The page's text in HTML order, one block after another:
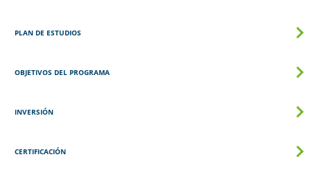
PLAN DE ESTUDIOS
OBJETIVOS DEL PROGRAMA
INVERSIÓN
CERTIFICACIÓN